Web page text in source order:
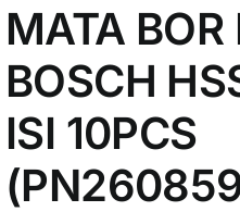
MATA BOR
BOSCH
ISI 10PCS